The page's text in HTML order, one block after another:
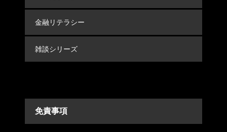
金融リテラシー
雑談シリーズ
免責事項